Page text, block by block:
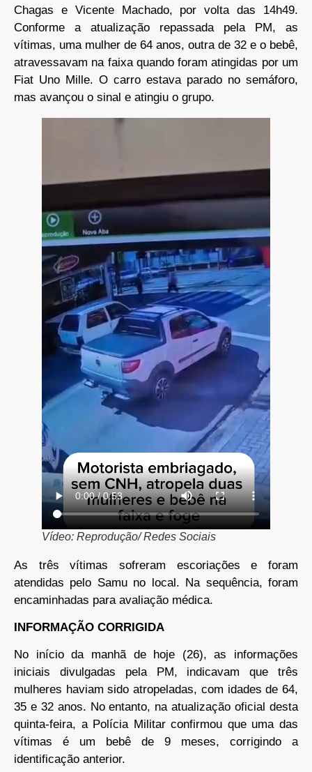
Chagas e Vicente Machado, por volta das 14h49.
Conforme a atualização repassada pela PM, as
vítimas, uma mulher de 64 anos, outra de 32 e o bebê,
atravessavam na faixa quando foram atingidas por um
Fiat Uno Mille. O carro estava parado no semáforo,
mas avançou o sinal e atingiu o grupo.
Vídeo: Reprodução/ Redes Sociais
As três vítimas sofreram escoriações e foram
atendidas pelo Samu no local. Na sequência, foram
encaminhadas para avaliação médica.
INFORMAÇÃO CORRIGIDA
No início da manhã de hoje (26), as informações
iniciais divulgadas pela PM, indicavam que três
mulheres haviam sido atropeladas, com idades de 64,
35 e 32 anos. No entanto, na atualização oficial desta
quinta-feira, a Polícia Militar confirmou que uma das
vítimas é um bebê de 9 meses, corrigindo a
identificação anterior.